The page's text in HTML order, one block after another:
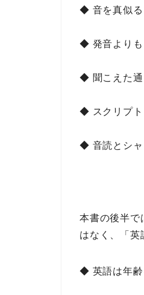
◆ 音を真似る
◆ 発音よりも
◆ 聞こえた通
◆ スクリプト
◆ 音読とシャ
本書の後半で
はなく、
「
◆ 英語は年齢